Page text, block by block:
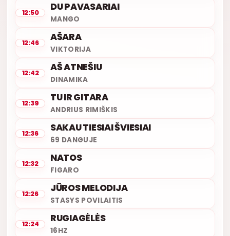
12:50 DU PAVASARIAI
MANGO
12:46 AŠARA
VIKTORIJA
12:42 AŠ ATNEŠIU
DINAMIKA
12:39 TU IR GITARA
ANDRIUS RIMIŠKIS
12:36 SAKAU TIESIAI ŠVIESIAI
69 DANGUJE
12:32 NATOS
FIGARO
12:26 JŪROS MELODIJA
STASYS POVILAITIS
12:24 RUGIAGĖLĖS
16HZ